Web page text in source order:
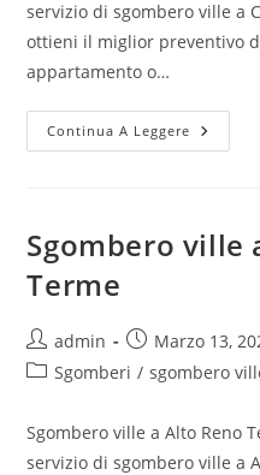
servizio di sgombero ville a
ottieni il miglior preventivo
appartamento o…
Continua A Leggere
Sgombero ville
Terme
admin
Marzo 13,
Sgomberi / sgombero
Sgombero ville a Alto Reno
servizio di sgombero ville a